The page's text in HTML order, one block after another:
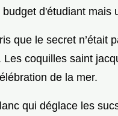
d'étudiant mais
que le secret
Les coquilles saint
de la mer.
qui déglace les